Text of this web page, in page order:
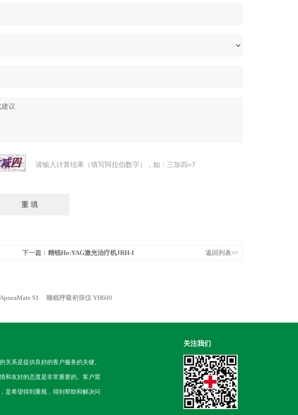
请输入计算结果（填写阿拉伯数字），如：三加四=7
下一篇： 精锐Ho:YAG激光治疗机JRH-I 返回列表>>
S1 睡眠呼吸初筛仪 YH600
关系是提供良好的客户服务的关键。
和友好的态度是非常重要的。客户需
是希望得到重视，得到帮助和解决问
关注我们